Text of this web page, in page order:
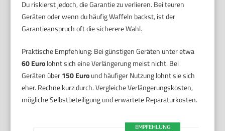
Du riskierst jedoch, die Garantie zu verlieren. Bei teuren
Geräten oder wenn du häufig Waffeln backst, ist der
Garantieanspruch oft die sicherere Wahl.
Praktische Empfehlung: Bei günstigen Geräten unter etwa
60 Eurolohnt sich eine Verlängerung meist nicht. Bei
Geräten über150 Euround häufiger Nutzung lohnt sie sich
eher. Rechne kurz durch. Vergleiche Verlängerungskosten,
mögliche Selbstbeteiligung und erwartete Reparaturkosten.
EMPFEHLUNG